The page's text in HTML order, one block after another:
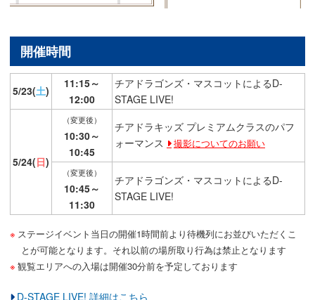
開催時間
5/23(土)
11:15～
12:00
チアドラゴンズ・マスコットによるD-
STAGE LIVE!
5/24(日)
（変更後）
10:30～
10:45
チアドラキッズ プレミアムクラスのパフ
ォーマンス
撮影についてのお願い
（変更後）
10:45～
11:30
チアドラゴンズ・マスコットによるD-
STAGE LIVE!
ステージイベント当日の開催1時間前より待機列にお並びいただくこ
とが可能となります。それ以前の場所取り行為は禁止となります
観覧エリアへの入場は開催30分前を予定しております
D-STAGE LIVE! 詳細はこちら